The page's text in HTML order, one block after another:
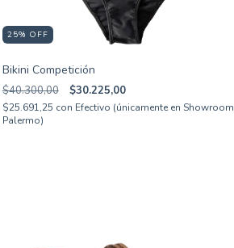
25% OFF
Bikini Competición
$40.300,00 $30.225,00
$25.691,25 con Efectivo (únicamente en Showroom
Palermo)